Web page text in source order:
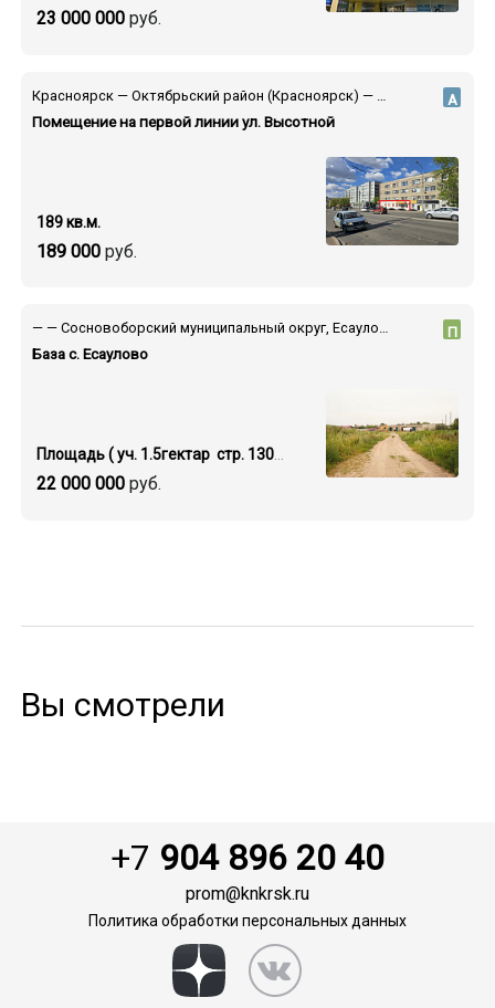
23 000 000руб.
Помещение на первой линии ул. Высотной
А
189 000руб.
189 кв.м.
— — Сосновоборский муниципальный округ, Есауловка поселок, ул. Поповича, 36/2
База с. Есаулово
П
22 000 000руб.
Площадь ( уч. 1.5гектар стр. 1300 кв.м.)
Вы смотрели
+7 904 896 20 40
prom@knkrsk.ru
Политика обработки персональных данных